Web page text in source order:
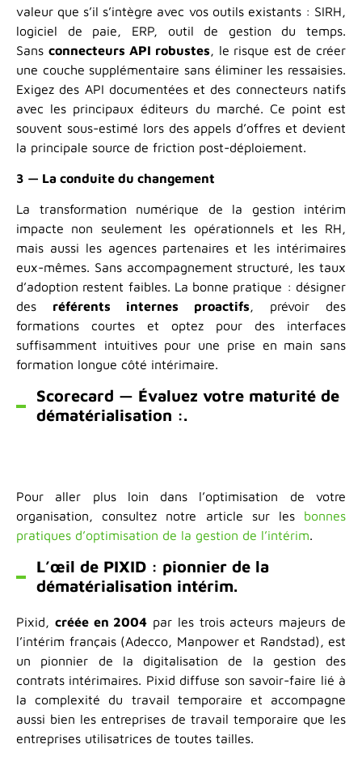
valeur que s’il s’intègre avec vos outils existants : SIRH,
logiciel de paie, ERP, outil de gestion du temps.
Sans connecteurs API robustes , le risque est de créer
une couche supplémentaire sans éliminer les ressaisies.
Exigez des API documentées et des connecteurs natifs
avec les principaux éditeurs du marché. Ce point est
souvent sous-estimé lors des appels d’offres et devient
la principale source de friction post-déploiement.
3 — La conduite du changement
La transformation numérique de la gestion intérim
impacte non seulement les opérationnels et les RH,
mais aussi les agences partenaires et les intérimaires
eux-mêmes. Sans accompagnement structuré, les taux
d’adoption restent faibles. La bonne pratique : désigner
des référents internes proactifs, prévoir des
formations courtes et optez pour des interfaces
suffisamment intuitives pour une prise en main sans
formation longue côté intérimaire.
Scorecard — Évaluez votre maturité de
dématérialisation :.
Pour aller plus loin dans l’optimisation de votre
organisation, consultez notre article sur les bonnes
pratiques d’optimisation de la gestion de l’intérim.
L’œil de PIXID : pionnier de la
dématérialisation intérim.
Pixid, créée en 2004 par les trois acteurs majeurs de
l’intérim français (Adecco, Manpower et Randstad), est
un pionnier de la digitalisation de la gestion des
contrats intérimaires. Pixid diffuse son savoir-faire lié à
la complexité du travail temporaire et accompagne
aussi bien les entreprises de travail temporaire que les
entreprises utilisatrices de toutes tailles.